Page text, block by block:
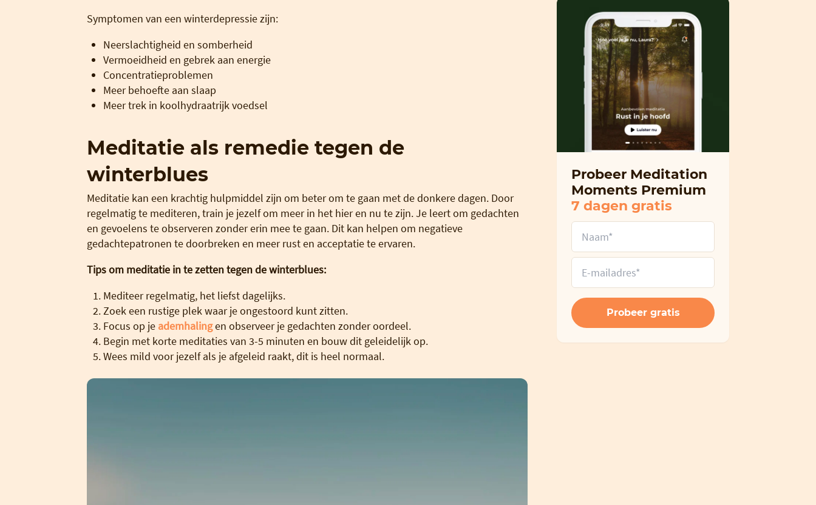
Symptomen van een winterdepressie zijn:
Neerslachtigheid en somberheid
Vermoeidheid en gebrek aan energie
Concentratieproblemen
Meer behoefte aan slaap
Meer trek in koolhydraatrijk voedsel
Meditatie als remedie tegen de
winterblues
Meditatie kan een krachtig hulpmiddel zijn om beter om te gaan met de donkere dagen. Door
regelmatig te mediteren, train je jezelf om meer in het hier en nu te zijn. Je leert om gedachten
en gevoelens te observeren zonder erin mee te gaan. Dit kan helpen om negatieve
gedachtepatronen te doorbreken en meer rust en acceptatie te ervaren.
Tips om meditatie in te zetten tegen de winterblues:
Mediteer regelmatig, het liefst dagelijks.
Zoek een rustige plek waar je ongestoord kunt zitten.
Focus op je ademhalingen observeer je gedachten zonder oordeel.
Begin met korte meditaties van 3-5 minuten en bouw dit geleidelijk op.
Wees mild voor jezelf als je afgeleid raakt, dit is heel normaal.
Probeer Meditation
Moments Premium
7 dagen gratis